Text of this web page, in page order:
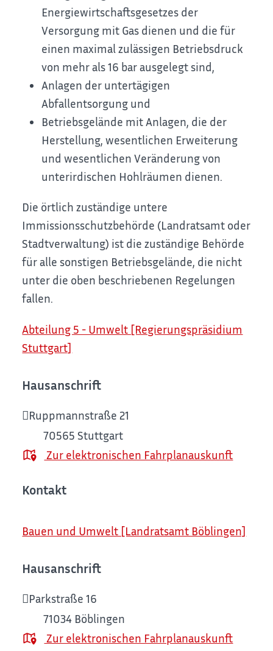
Energiewirtschaftsgesetzes der
Versorgung mit Gas dienen und die für
einen maximal zulässigen Betriebsdruck
von mehr als 16 bar ausgelegt sind,
Anlagen der untertägigen
Abfallentsorgung und
Betriebsgelände mit Anlagen, die der
Herstellung, wesentlichen Erweiterung
und wesentlichen Veränderung von
unterirdischen Hohlräumen dienen.
Die örtlich zuständige untere
Immissionsschutzbehörde (Landratsamt oder
Stadtverwaltung) ist die zuständige Behörde
für alle sonstigen Betriebsgelände, die nicht
unter die oben beschriebenen Regelungen
fallen.
Abteilung 5 - Umwelt [Regierungspräsidium
Stuttgart]
Hausanschrift
Ruppmannstraße 21
70565 Stuttgart
Zur elektronischen Fahrplanauskunft
Kontakt
Bauen und Umwelt [Landratsamt Böblingen]
Hausanschrift
Parkstraße 16
71034 Böblingen
Zur elektronischen Fahrplanauskunft